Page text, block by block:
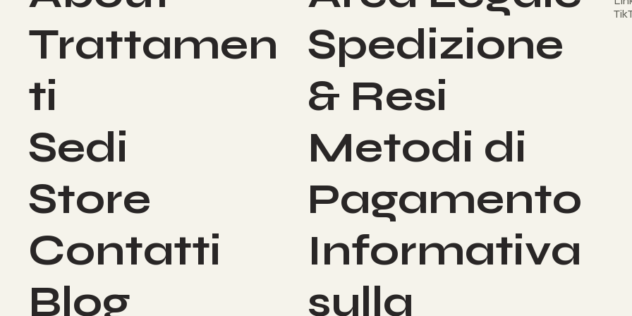
Trattamen
ti
Sedi
Store
Contatti
Blog
Spedizione
& Resi
Metodi di
Pagamento
Informativa
sulla